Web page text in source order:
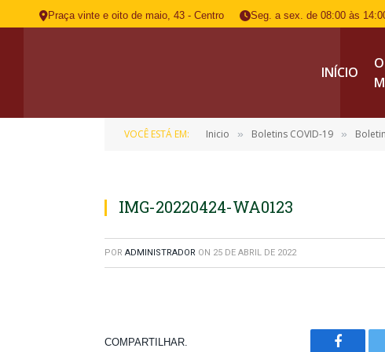
Praça vinte e oito de maio, 43 - Centro Seg. a sex. de 08:00 às
INÍCIO
O
VOCÊ ESTÁ EM: Inicio » Boletins COVID-19 »
IMG-20220424-WA0123
POR ADMINISTRADOR ON 25 DE ABRIL DE 2022
COMPARTILHAR.